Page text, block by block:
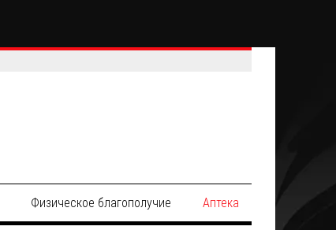
Физическое благополучие Аптека